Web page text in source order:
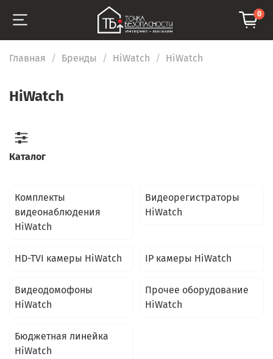
0
Главная Бренды HiWatch HiWatch
HiWatch
Комплекты
видеонаблюдения
HiWatch
Видеорегистраторы
HiWatch
HD-TVI камеры HiWatch IP камеры HiWatch
Видеодомофоны
HiWatch
Прочее оборудование
HiWatch
Бюджетная линейка
HiWatch
Каталог